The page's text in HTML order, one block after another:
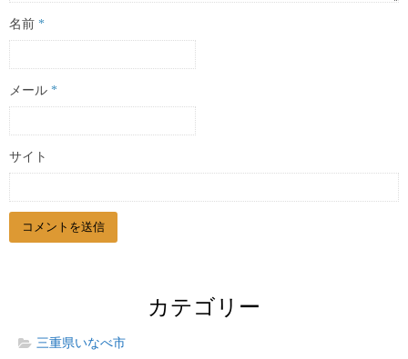
名前 *
メール *
サイト
カテゴリー
三重県いなべ市